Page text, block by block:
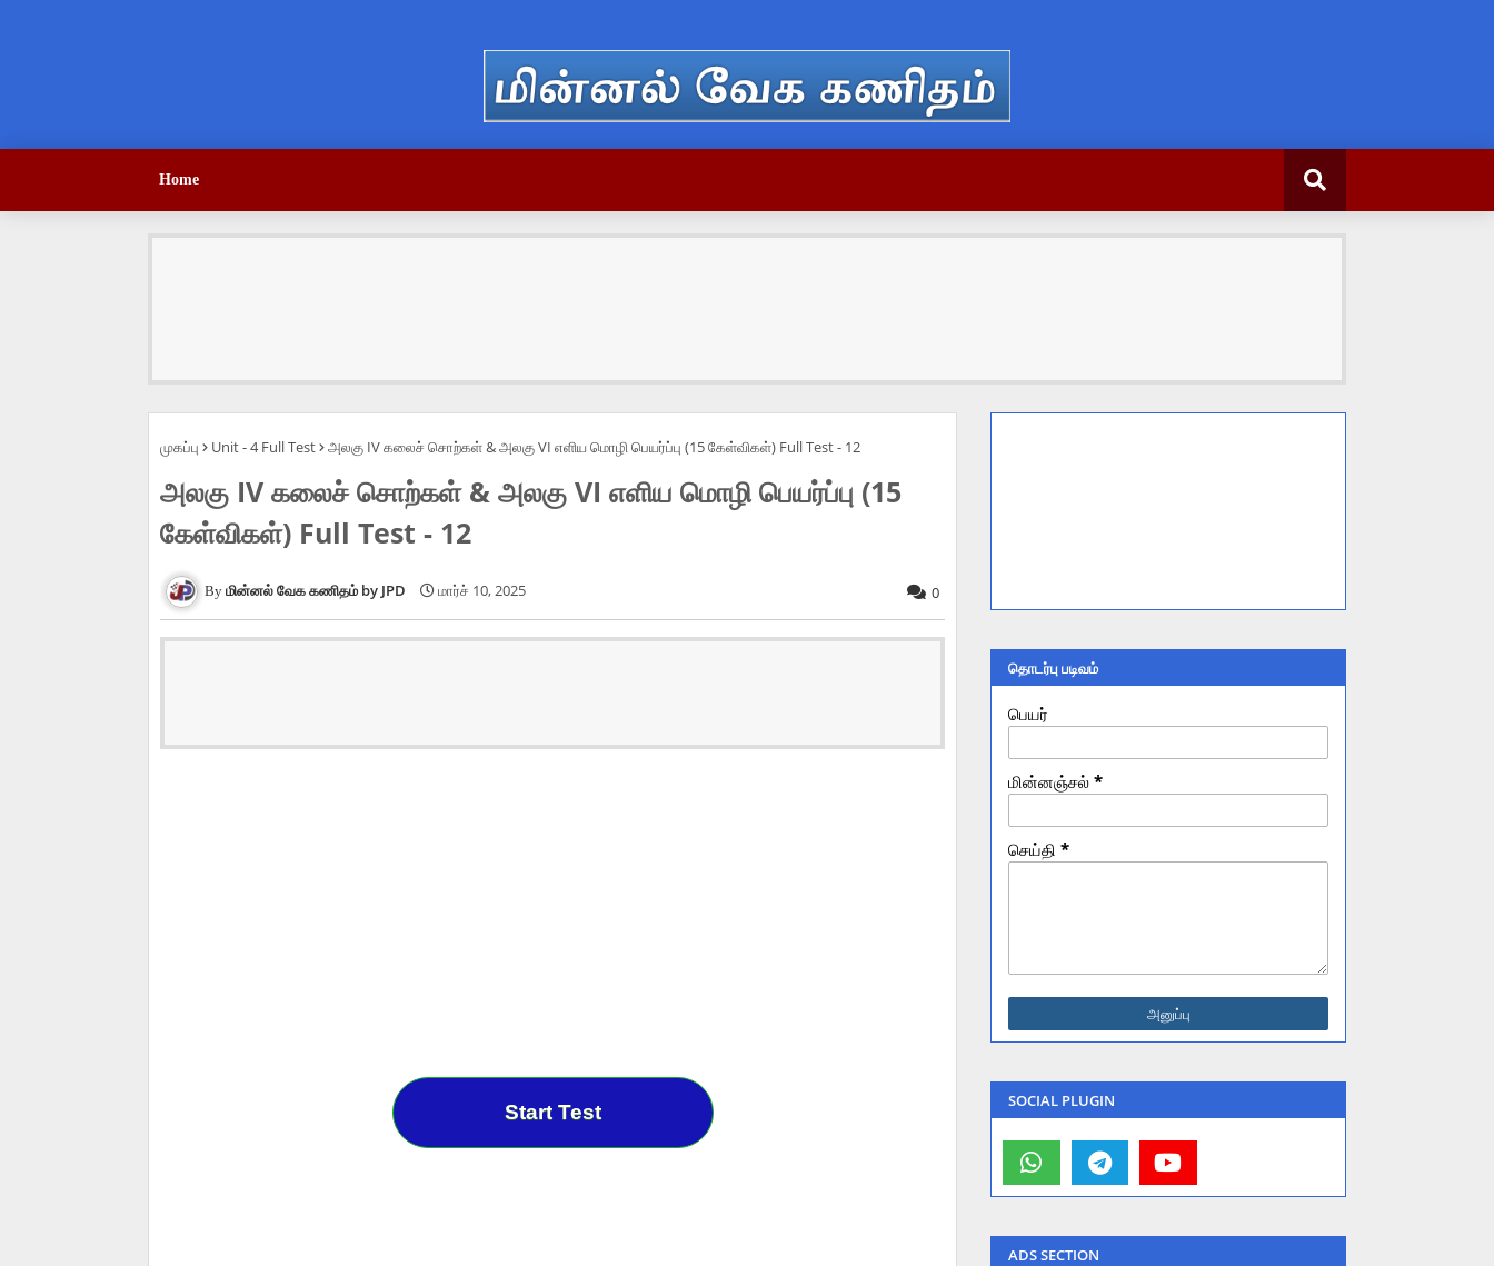
Home
முகப்பு Unit - 4 Full Test அலகு IV கலைச் சொற்கள் & அலகு VI எளிய மொழி பெயர்ப்பு (15 கேள்விகள்) Full Test - 12
அலகு IV கலைச் சொற்கள் & அலகு VI எளிய மொழி பெயர்ப்பு (15
கேள்விகள்) Full Test - 12
மின்னல் வேக கணிதம் by JPD மார்ச் 10, 2025 0
Start Test
தொடர்பு படிவம்
பெயர்
மின்னஞ்சல் *
செய்தி *
SOCIAL PLUGIN
ADS SECTION